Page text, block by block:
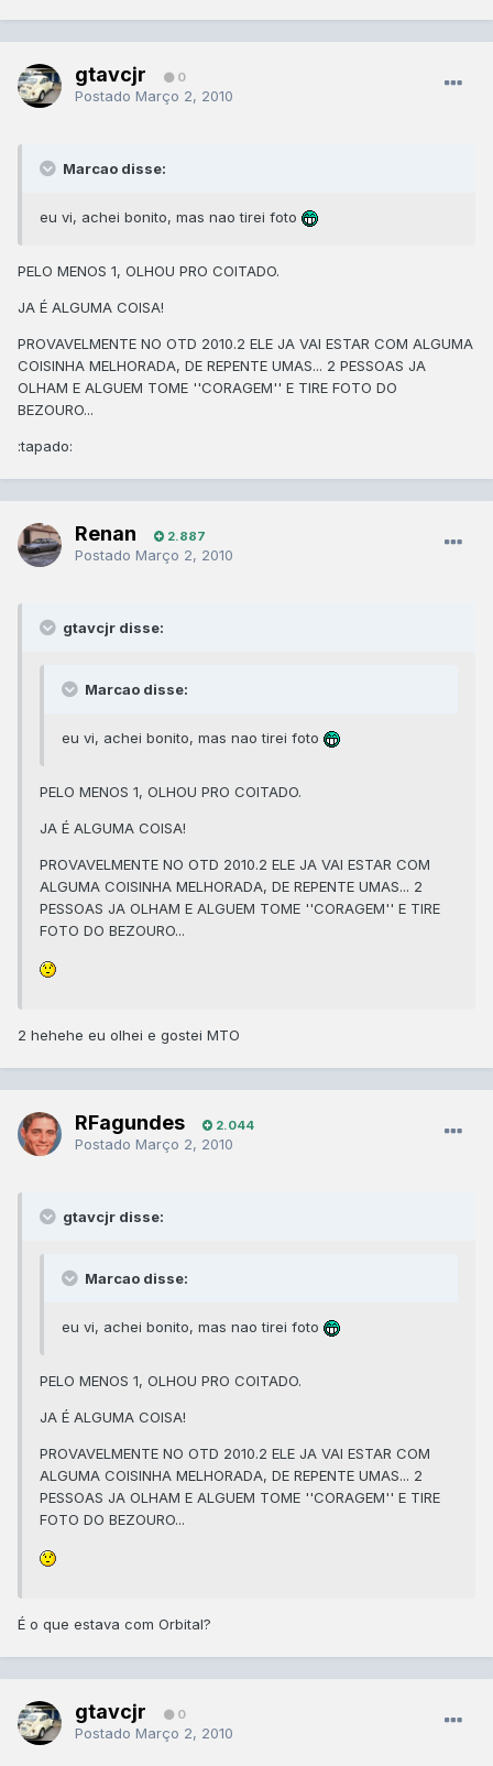
gtavcjr 0
Postado Março 2, 2010
Marcao disse:
eu vi, achei bonito, mas nao tirei foto
PELO MENOS 1, OLHOU PRO COITADO.
JA É ALGUMA COISA!
PROVAVELMENTE NO OTD 2010.2 ELE JA VAI ESTAR COM ALGUMA
COISINHA MELHORADA, DE REPENTE UMAS... 2 PESSOAS JA
OLHAM E ALGUEM TOME ''CORAGEM'' E TIRE FOTO DO
BEZOURO...
:tapado:
Renan 2.887
Postado Março 2, 2010
gtavcjr disse:
Marcao disse:
eu vi, achei bonito, mas nao tirei foto
PELO MENOS 1, OLHOU PRO COITADO.
JA É ALGUMA COISA!
PROVAVELMENTE NO OTD 2010.2 ELE JA VAI ESTAR COM
ALGUMA COISINHA MELHORADA, DE REPENTE UMAS... 2
PESSOAS JA OLHAM E ALGUEM TOME ''CORAGEM'' E TIRE
FOTO DO BEZOURO...
2 hehehe eu olhei e gostei MTO
RFagundes 2.044
Postado Março 2, 2010
gtavcjr disse:
Marcao disse:
eu vi, achei bonito, mas nao tirei foto
PELO MENOS 1, OLHOU PRO COITADO.
JA É ALGUMA COISA!
PROVAVELMENTE NO OTD 2010.2 ELE JA VAI ESTAR COM
ALGUMA COISINHA MELHORADA, DE REPENTE UMAS... 2
PESSOAS JA OLHAM E ALGUEM TOME ''CORAGEM'' E TIRE
FOTO DO BEZOURO...
É o que estava com Orbital?
gtavcjr 0
Postado Março 2, 2010